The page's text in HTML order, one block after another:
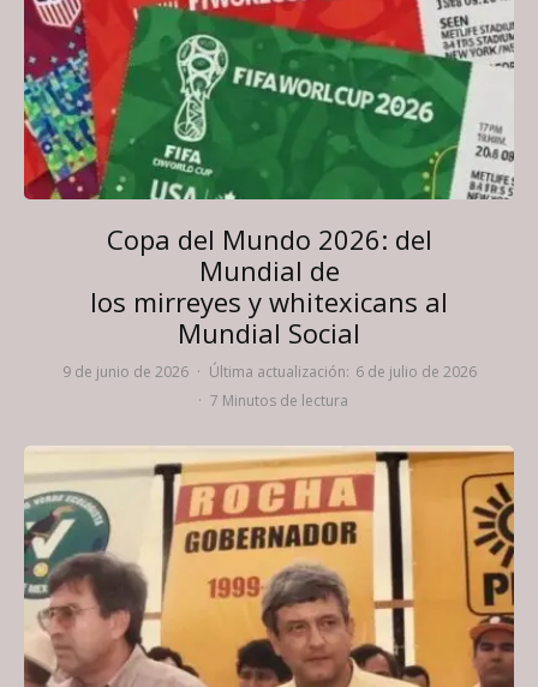
Copa del Mundo 2026: del
Mundial de
los mirreyes y whitexicans al
Mundial Social
9 de junio de 2026 · Última actualización: 6 de julio de 2026
· 7 Minutos de lectura